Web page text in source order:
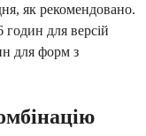
як рекомендовано.
годин для версій
для форм з